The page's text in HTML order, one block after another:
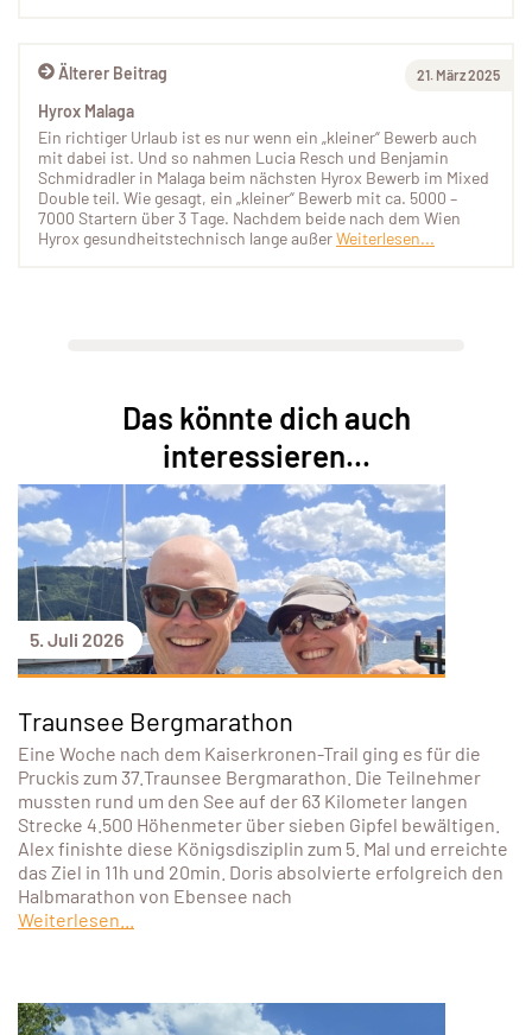
Älterer Beitrag 21. März 2025
Hyrox Malaga
Ein richtiger Urlaub ist es nur wenn ein „kleiner“ Bewerb auch
mit dabei ist. Und so nahmen Lucia Resch und Benjamin
Schmidradler in Malaga beim nächsten Hyrox Bewerb im Mixed
Double teil. Wie gesagt, ein „kleiner“ Bewerb mit ca. 5000 –
7000 Startern über 3 Tage. Nachdem beide nach dem Wien
Hyrox gesundheitstechnisch lange außerWeiterlesen...
Das könnte dich auch
interessieren...
5. Juli 2026
Traunsee Bergmarathon
Eine Woche nach dem Kaiserkronen-Trail ging es für die
Pruckis zum 37.Traunsee Bergmarathon. Die Teilnehmer
mussten rund um den See auf der 63 Kilometer langen
Strecke 4.500 Höhenmeter über sieben Gipfel bewältigen.
Alex finishte diese Königsdisziplin zum 5. Mal und erreichte
das Ziel in 11h und 20min. Doris absolvierte erfolgreich den
Halbmarathon von Ebensee nach
Weiterlesen...